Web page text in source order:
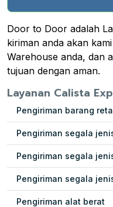
Door to Door adalah
kiriman anda akan
Warehouse anda, dan
tujuan dengan aman.
Layanan Calista
Pengiriman barang
Pengiriman segala
Pengiriman segala
Pengiriman segala
Pengiriman alat berat